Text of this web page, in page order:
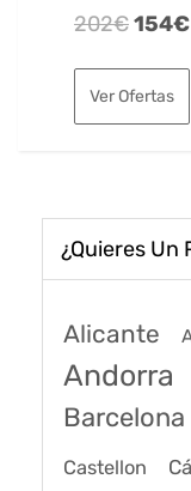
202€El
era:
154€
Ver Ofertas
¿Quieres Un
Alicante
Andorra
Barcelona
Castellon